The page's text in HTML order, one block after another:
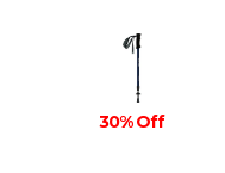
30% Off